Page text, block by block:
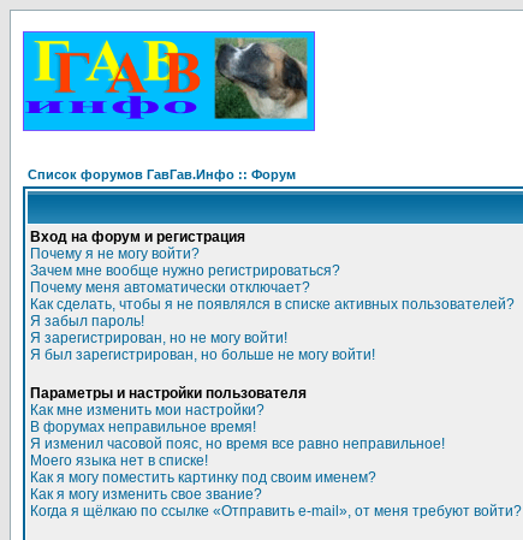
Список форумов ГавГав.Инфо :: Форум
Вход на форум и регистрация
Почему я не могу войти?
Зачем мне вообще нужно регистрироваться?
Почему меня автоматически отключает?
Как сделать, чтобы я не появлялся в списке активных пользователей?
Я забыл пароль!
Я зарегистрирован, но не могу войти!
Я был зарегистрирован, но больше не могу войти!
Параметры и настройки пользователя
Как мне изменить мои настройки?
В форумах неправильное время!
Я изменил часовой пояс, но время все равно неправильное!
Моего языка нет в списке!
Как я могу поместить картинку под своим именем?
Как я могу изменить свое звание?
Когда я щёлкаю по ссылке «Отправить e-mail», от меня требуют войти?